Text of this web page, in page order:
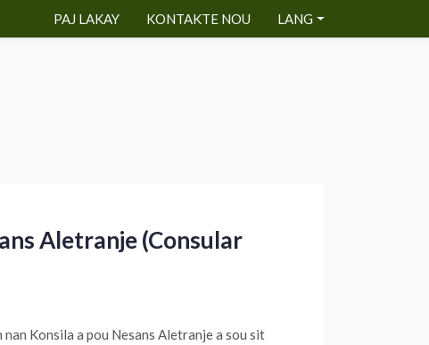
PAJ LAKAY KONTAKTE NOU LANG
Aletranje (Consular
Konsila a pou Nesans Aletranje a sou sit